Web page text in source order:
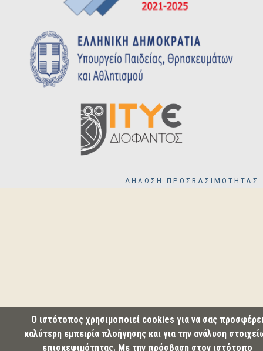
ΔΗΛΩΣΗ ΠΡΟΣΒΑΣΙΜΟΤΗΤΑΣ
Ο ιστότοπος χρησιμοποιεί cookies για να σας
καλύτερη εμπειρία πλοήγησης και για την ανάλυση
επισκεψιμότητας. Με την πρόσβαση στον ιστότοπο